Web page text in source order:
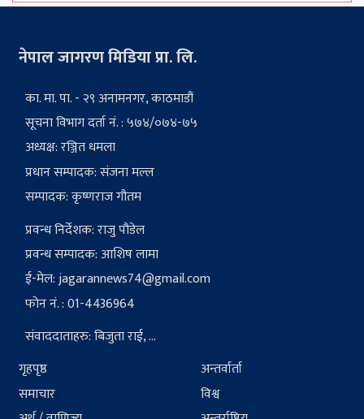
नेपाल जागरण मिडिया प्रा. लि.
का. मा. पा. - २९ अनामनगर, काठमाडौं
सूचना विभाग दर्ता नं. : ५७४/०७४-७५
अध्यक्ष: रञ्जित धमला
प्रधान सम्पादक: संजना मल्ल
सम्पादक: कृष्णराज गौतम
प्रवन्ध निर्देशक: राजु पौडेल
प्रवन्ध सम्पादक: आशिष लामा
ई-मेल:jagarannews74@gmail.com
फोन नं. : 01-4436964
संवाददाताहरु: बिजुता राई, ...
गृहपृष्ठ
समाचार
अन्तर्वार्ता
विश्व